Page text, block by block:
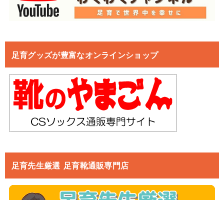
足育グッズが豊富なオンラインショップ
足育先生厳選 足育靴通販専門店